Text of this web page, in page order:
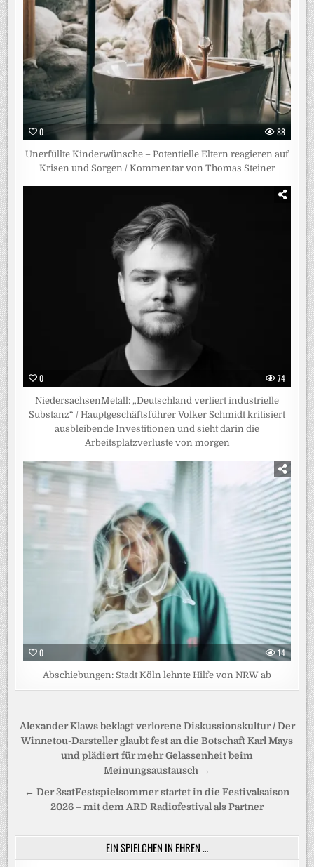
0 88
Unerfüllte Kinderwünsche – Potentielle Eltern reagieren auf
Krisen und Sorgen / Kommentar von Thomas Steiner
0 74
NiedersachsenMetall: „Deutschland verliert industrielle
Substanz“ / Hauptgeschäftsführer Volker Schmidt kritisiert
ausbleibende Investitionen und sieht darin die
Arbeitsplatzverluste von morgen
0 14
Abschiebungen: Stadt Köln lehnte Hilfe von NRW ab
Beitragsnavigation
Alexander Klaws beklagt verlorene Diskussionskultur / Der
Winnetou-Darsteller glaubt fest an die Botschaft Karl Mays
und plädiert für mehr Gelassenheit beim
Meinungsaustausch →
← Der 3satFestspielsommer startet in die Festivalsaison
2026 – mit dem ARD Radiofestival als Partner
EIN SPIELCHEN IN EHREN …